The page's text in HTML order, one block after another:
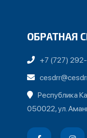
ОБРАТНАЯ
+7 (727)
Республика
050022, ул.